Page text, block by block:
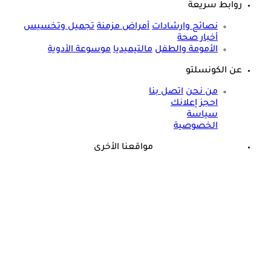
روابط سريعة
نصائح وارشادات أمراض مزمنة تجميل وتخسيس
أخبار صحة
الأمومة والطفل مالتيميديا موسوعة الأدوية
عن الكونسلتو
من نحن اتصل بنا
احجز إعلانك
سياسة
الخصوصية
مواقعنا الأخرى